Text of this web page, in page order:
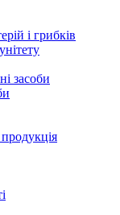
і грибків
засоби